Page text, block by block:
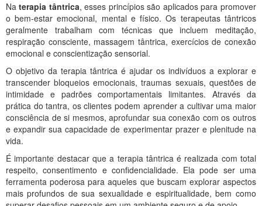
Naterapia tântrica, esses princípios são aplicados para promover
o bem-estar emocional, mental e físico. Os terapeutas tântricos
geralmente trabalham com técnicas que incluem meditação,
respiração consciente, massagem tântrica, exercícios de conexão
emocional e conscientização sensorial.
O objetivo da terapia tântrica é ajudar os indivíduos a explorar e
transcender bloqueios emocionais, traumas sexuais, questões de
intimidade e padrões comportamentais limitantes. Através da
prática do tantra, os clientes podem aprender a cultivar uma maior
consciência de si mesmos, aprofundar sua conexão com os outros
e expandir sua capacidade de experimentar prazer e plenitude na
vida.
É importante destacar que a terapia tântrica é realizada com total
respeito, consentimento e confidencialidade. Ela pode ser uma
ferramenta poderosa para aqueles que buscam explorar aspectos
mais profundos de sua sexualidade e espiritualidade, bem como